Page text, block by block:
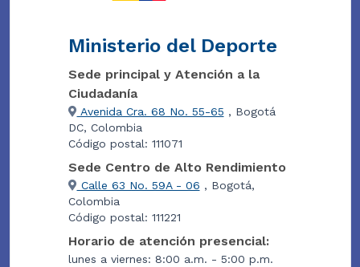
Ministerio del Deporte
Sede principal y Atención a la
Ciudadanía
Avenida Cra. 68 No. 55-65 , Bogotá
DC, Colombia
Código postal: 111071
Sede Centro de Alto Rendimiento
Calle 63 No. 59A - 06 , Bogotá,
Colombia
Código postal: 111221
Horario de atención presencial:
lunes a viernes: 8:00 a.m. - 5:00 p.m.